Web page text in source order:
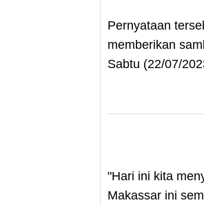
Pernyataan
memberikan
Sabtu (22/07/
"Hari ini kita
Makassar ini